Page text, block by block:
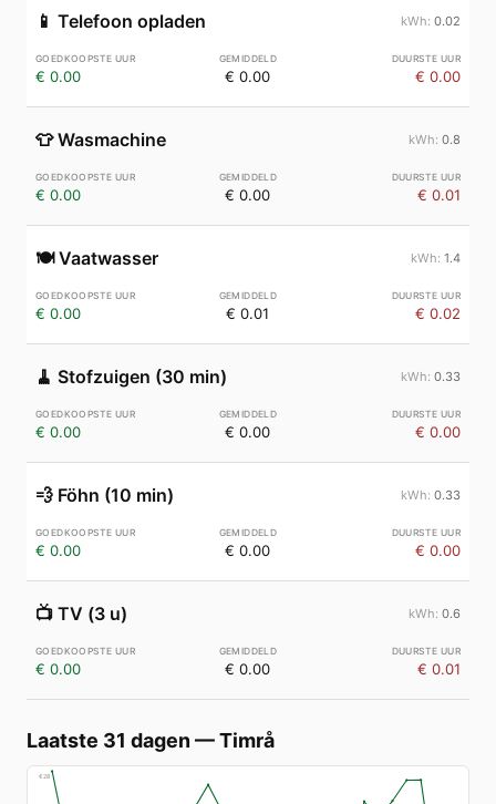
📱 Telefoon opladen 0.02
€ 0.00 € 0.00 € 0.00
👕 Wasmachine 0.8
€ 0.00 € 0.00 € 0.01
🍽️ Vaatwasser 1.4
€ 0.00 € 0.01 € 0.02
🧹 Stofzuigen (30 min) 0.33
€ 0.00 € 0.00 € 0.00
💨 Föhn (10 min) 0.33
€ 0.00 € 0.00 € 0.00
📺 TV (3 u) 0.6
€ 0.00 € 0.00 € 0.01
Laatste 31 dagen —Timrå
€28